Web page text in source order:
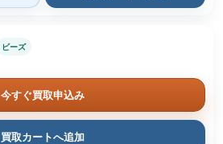
ビーズ
今すぐ買取申込み
買取カートへ追加